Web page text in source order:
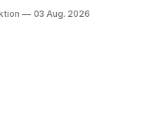
als
03 Aug. 2026